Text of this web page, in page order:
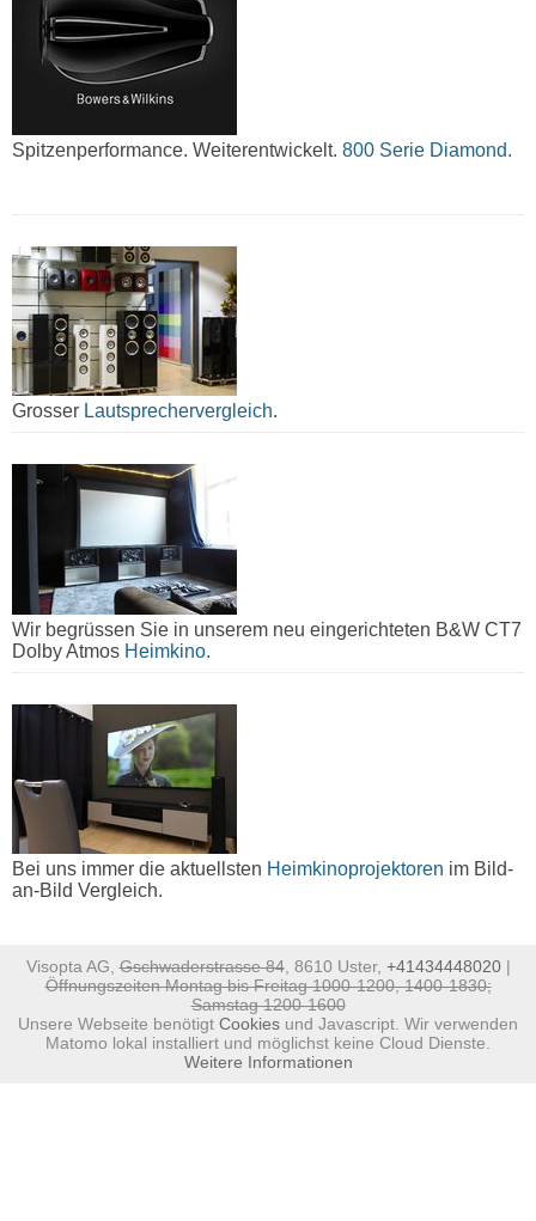
Spitzenperformance. Weiterentwickelt. 800 Serie Diamond.
Grosser Lautsprechervergleich.
Wir begrüssen Sie in unserem neu eingerichteten B&W CT7
Dolby Atmos Heimkino.
Bei uns immer die aktuellsten Heimkinoprojektoren im Bild-
an-Bild Vergleich.
Visopta AG,Gschwaderstrasse 84, 8610 Uster, +41434448020|
Öffnungszeiten Montag bis Freitag 1000-1200, 1400-1830;
Samstag 1200-1600
Unsere Webseite benötigt Cookies und Javascript. Wir verwenden
Matomo lokal installiert und möglichst keine Cloud Dienste.
Weitere Informationen